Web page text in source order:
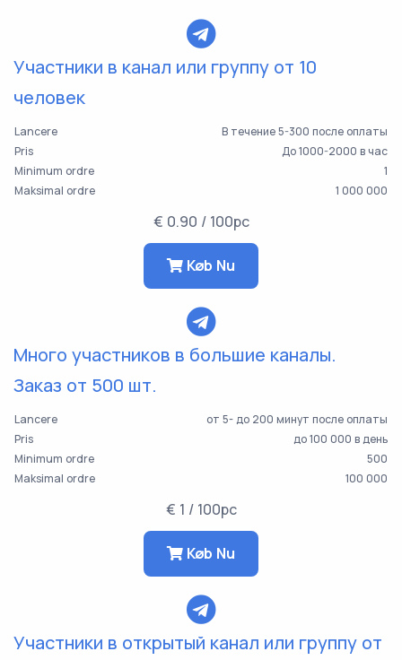
Участники в канал или группу от 10
человек
Lancere
В течение 5-300 после оплаты
Pris
До 1000-2000 в час
Minimum ordre
1
Maksimal ordre
1 000 000
€ 0.90 / 100pc
Køb Nu
Много участников в большие каналы.
Заказ от 500 шт.
Lancere
от 5- до 200 минут после оплаты
Pris
до 100 000 в день
Minimum ordre
500
Maksimal ordre
100 000
€ 1 / 100pc
Køb Nu
Участники в открытый канал или группу от